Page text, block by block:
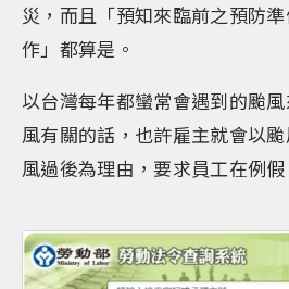
災，而且「預知來臨前之預防
作」都算是。
以台灣每年都蠻常會遇到的颱
風有關的話，也許雇主就會以
風過後為理由，要求員工在例假